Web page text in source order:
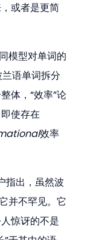
或者是更简
模型对单词的
语单词拆分
体，“效率”论
使存在
效率
指出，虽然波
并不罕见。它
惊讶的不是